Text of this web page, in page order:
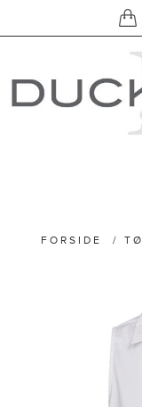
FORSIDE /